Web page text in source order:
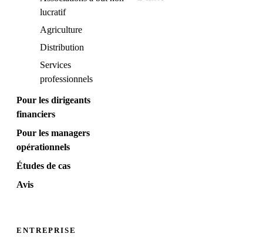
lucratif
Agriculture
Distribution
Services
professionnels
Pour les dirigeants
financiers
Pour les managers
opérationnels
Études de cas
Avis
ENTREPRISE